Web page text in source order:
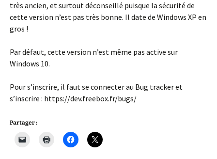
très ancien, et surtout déconseillé puisque la sécurité de
cette version n’est pas très bonne. Il date de Windows XP en
gros !
Par défaut, cette version n’est même pas active sur
Windows 10.
Pour s’inscrire, il faut se connecter au Bug tracker et
s’inscrire : https://dev.freebox.fr/bugs/
Partager :